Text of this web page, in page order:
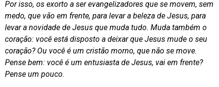
Por isso, os exorto a ser evangelizadores que se movem, sem
medo, que vão em frente, para levar a beleza de Jesus, para
levar a novidade de Jesus que muda tudo. Muda também o
coração: você está disposto a deixar que Jesus mude o seu
coração? Ou você é um cristão morno, que não se move.
Pense bem: você é um entusiasta de Jesus, vai em frente?
Pense um pouco.